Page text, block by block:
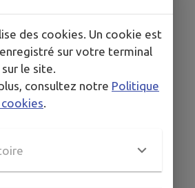
des cookies. Un cookie est
sur votre terminal
le site.
consultez notre Politique
.